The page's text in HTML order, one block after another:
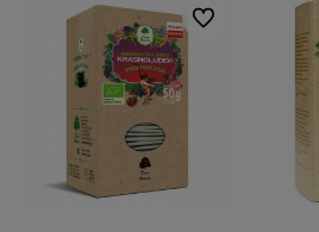
Do ulubionych